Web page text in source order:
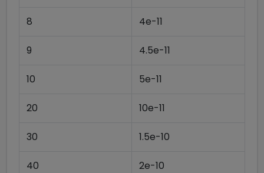
8 4e-11
9 4.5e-11
10 5e-11
20 10e-11
30 1.5e-10
40 2e-10